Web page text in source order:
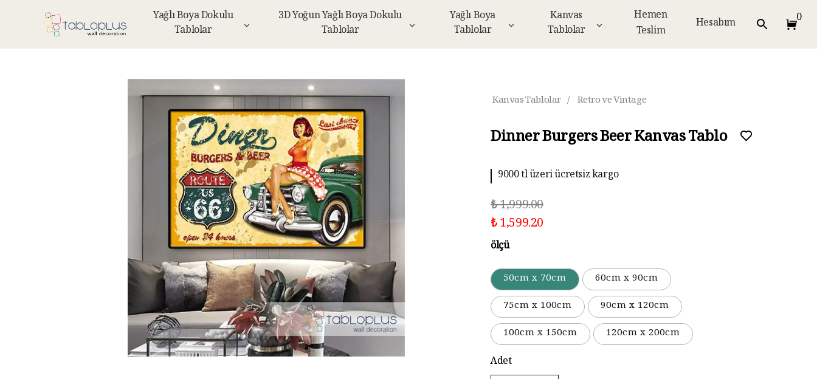
Yağlı Boya Dokulu
Tablolar
3D Yoğun Yağlı Boya Dokulu
Tablolar
Yağlı Boya
Tablolar
Kanvas
Tablolar
Hemen
Teslim
Hesabım 0
Kanvas Tablolar / Retro ve Vintage
Dinner Burgers Beer Kanvas Tablo
9000 tl üzeri ücretsiz kargo
₺ 1,999.00
₺ 1,599.20
ölçü
50cm x 70cm
60cm x 90cm
75cm x 100cm
90cm x 120cm
100cm x 150cm
120cm x 200cm
Adet